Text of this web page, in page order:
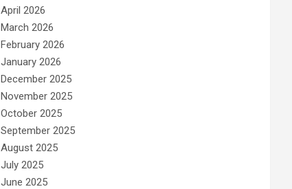
April 2026
March 2026
February 2026
January 2026
December 2025
November 2025
October 2025
September 2025
August 2025
July 2025
June 2025